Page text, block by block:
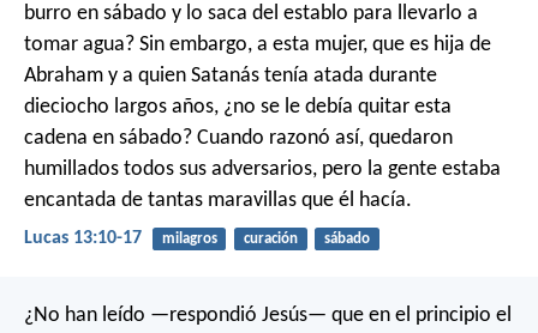
burro en sábado y lo saca del establo para llevarlo a
tomar agua? Sin embargo, a esta mujer, que es hija de
Abraham y a quien Satanás tenía atada durante
dieciocho largos años, ¿no se le debía quitar esta
cadena en sábado? Cuando razonó así, quedaron
humillados todos sus adversarios, pero la gente estaba
encantada de tantas maravillas que él hacía.
Lucas 13:10-17 milagros curación sábado
¿No han leído —respondió Jesús— que en el principio el